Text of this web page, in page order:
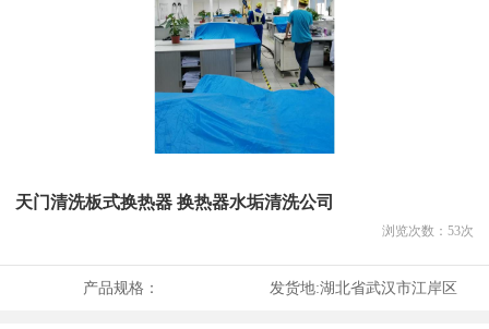
天门清洗板式换热器 换热器水垢清洗公司
浏览次数： 53次
产品规格： 发货地:湖北省武汉市江岸区